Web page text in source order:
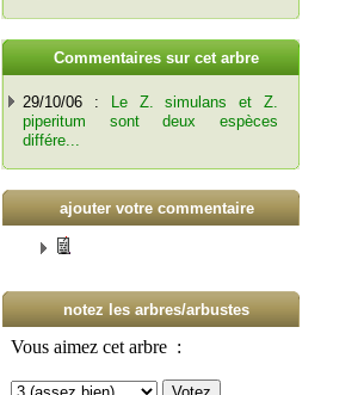
Commentaires sur cet arbre
29/10/06 :
Le Z. simulans et Z.
piperitum sont deux espèces
différe...
ajouter votre commentaire
notez les arbres/arbustes